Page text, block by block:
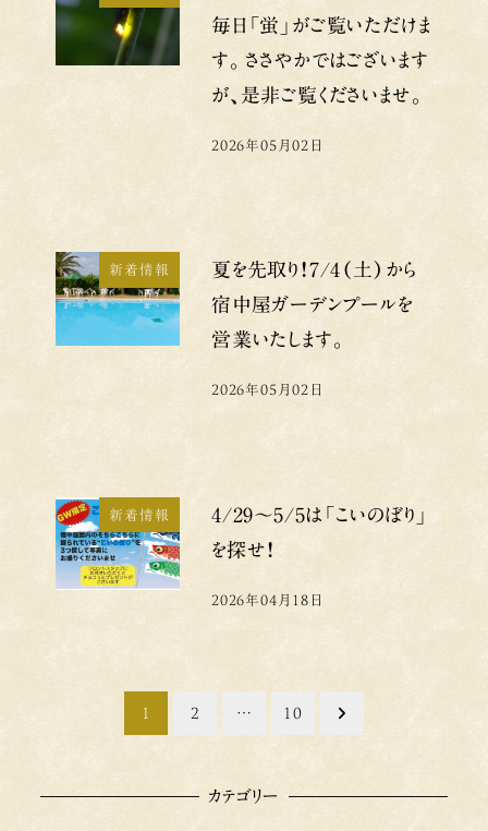
毎日「蛍」がご覧いただけま
す。ささやかではございます
が、是非ご覧くださいませ。
投稿日
2026年05月02日
新着情報
夏を先取り！7/4（土）から
宿中屋ガーデンプールを
営業いたします。
投稿日
2026年05月02日
新着情報
4/29～5/5は「こいのぼり」
を探せ！
投稿日
2026年04月18日
投
稿
の
1 2 … 10
カテゴリー